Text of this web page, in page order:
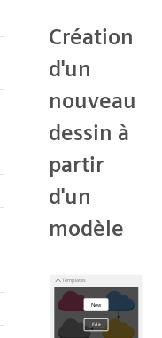
Création
d'un
nouveau
dessin à
partir
d'un
modèle